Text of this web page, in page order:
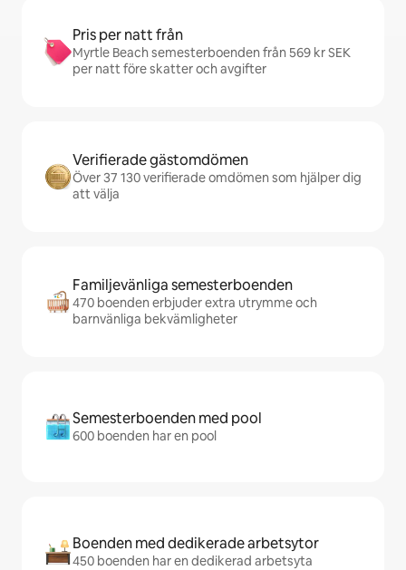
Pris per natt från
Myrtle Beach semesterboenden från 569 kr SEK
per natt före skatter och avgifter
Verifierade gästomdömen
Över 37 130 verifierade omdömen som hjälper dig
att välja
Familjevänliga semesterboenden
470 boenden erbjuder extra utrymme och
barnvänliga bekvämligheter
Semesterboenden med pool
600 boenden har en pool
Boenden med dedikerade arbetsytor
450 boenden har en dedikerad arbetsyta